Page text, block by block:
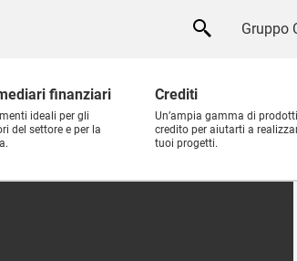
Gruppo
finanziari
ideali per gli
del settore e per la
Crediti
Un’ampia gamma di
credito per aiutarti a
tuoi progetti.